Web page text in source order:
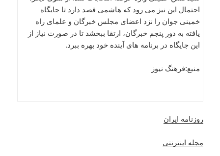
احتمال این نیز می رود که هاشمی قصد دارد تا جایگاه
خمینی جوان را نزد اعضای مجلس خبرگان و علمای راه
یافته به دور پنجم خبرگان، ارتقا ببخشد تا در صورت نیاز از
این جایگاه در برنامه های آینده خود بهره ببرد.
منبع:فرهنگ نیوز
روزنامه ایران
مجله اینترنتی